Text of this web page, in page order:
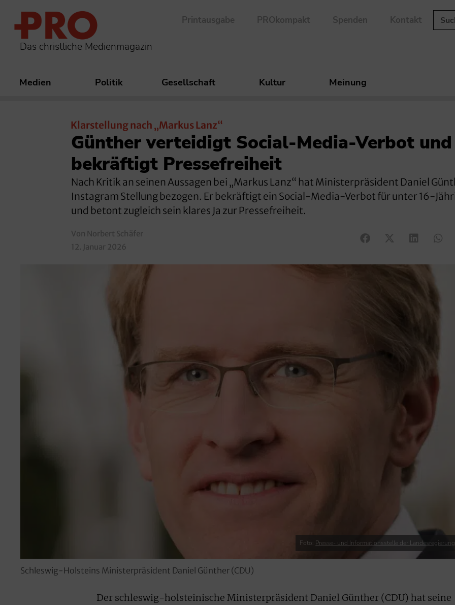
Das christliche Medienmagazin
Printausgabe PROkompakt Spenden Kontakt
Medien Politik Gesellschaft Kultur Meinung
Klarstellung nach „Markus Lanz“
Günther verteidigt Social-Media-Verbot und
bekräftigt Pressefreiheit
Nach Kritik an seinen Aussagen bei „Markus Lanz“ hat Ministerpräsident Daniel
Instagram Stellung bezogen. Er bekräftigt ein Social-Media-Verbot für unter 16-
und betont zugleich sein klares Ja zur Pressefreiheit.
Von Norbert Schäfer
12. Januar 2026
Foto: Presse- und Informationsstelle der Landesregierung
Schleswig-Holsteins Ministerpräsident Daniel Günther (CDU)
Der schleswig-holsteinische Ministerpräsident Daniel Günther (CDU) hat seine